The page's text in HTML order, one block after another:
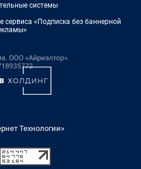
системы
сервиса «Подписка без баннерной
Технологии»